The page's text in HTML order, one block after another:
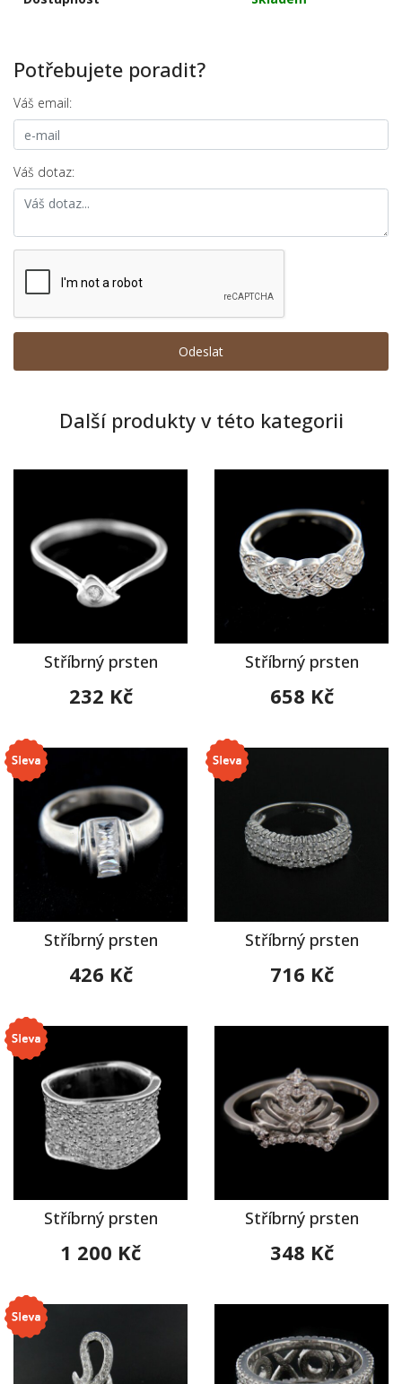
Potřebujete poradit?
Váš email:
Váš dotaz:
Další produkty v této kategorii
Stříbrný prsten
232 Kč
Stříbrný prsten
658 Kč
Stříbrný prsten
426 Kč
Stříbrný prsten
716 Kč
Stříbrný prsten
1 200 Kč
Stříbrný prsten
348 Kč